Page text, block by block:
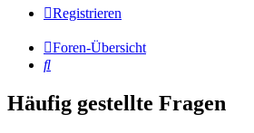
Registrieren
Foren-Übersicht
Suche
Häufig gestellte Fragen